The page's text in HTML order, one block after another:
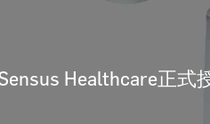
Healthcare正